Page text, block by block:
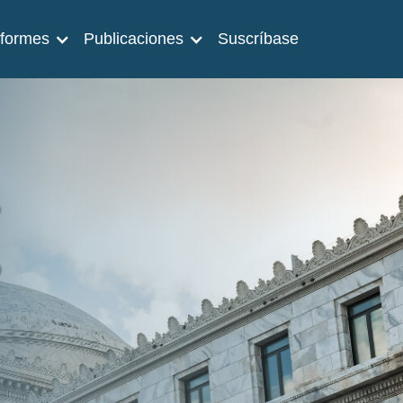
Publicaciones Suscríbase